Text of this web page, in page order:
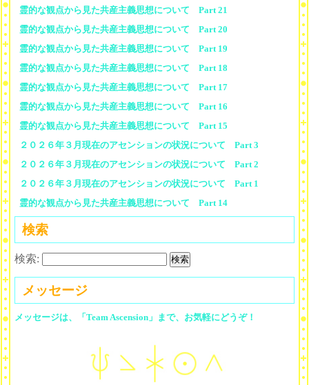
霊的な観点から見た共産主義思想について Part 21
霊的な観点から見た共産主義思想について Part 20
霊的な観点から見た共産主義思想について Part 19
霊的な観点から見た共産主義思想について Part 18
霊的な観点から見た共産主義思想について Part 17
霊的な観点から見た共産主義思想について Part 16
霊的な観点から見た共産主義思想について Part 15
２０２６年３月現在のアセンションの状況について Part 3
２０２６年３月現在のアセンションの状況について Part 2
２０２６年３月現在のアセンションの状況について Part 1
霊的な観点から見た共産主義思想について Part 14
検索
検索:
メッセージ
メッセージは、「Team Ascension」まで、お気軽にどうぞ！